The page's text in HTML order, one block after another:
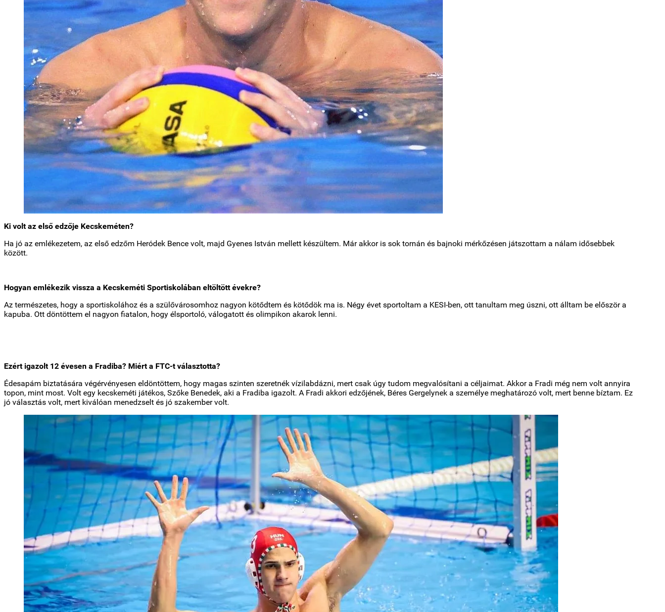
Ki volt az első edzője Kecskeméten?
Ha jó az emlékezetem, az első edzőm Heródek Bence volt, majd Gyenes István mellett készültem. Már akkor is sok tornán és bajnoki mérkőzésen játszottam a nálam idősebbek
között.
Hogyan emlékezik vissza a Kecskeméti Sportiskolában eltöltött évekre?
Az természetes, hogy a sportiskolához és a szülővárosomhoz nagyon kötődtem és kötődök ma is. Négy évet sportoltam a KESI-ben, ott tanultam meg úszni, ott álltam be először a
kapuba. Ott döntöttem el nagyon fiatalon, hogy élsportoló, válogatott és olimpikon akarok lenni.
Ezért igazolt 12 évesen a Fradiba? Miért a FTC-t választotta?
Édesapám biztatására végérvényesen eldöntöttem, hogy magas szinten szeretnék vízilabdázni, mert csak úgy tudom megvalósítani a céljaimat. Akkor a Fradi még nem volt annyira
topon, mint most. Volt egy kecskeméti játékos, Szőke Benedek, aki a Fradiba igazolt. A Fradi akkori edzőjének, Béres Gergelynek a személye meghatározó volt, mert benne bíztam. Ez
jó választás volt, mert kiválóan menedzselt és jó szakember volt.